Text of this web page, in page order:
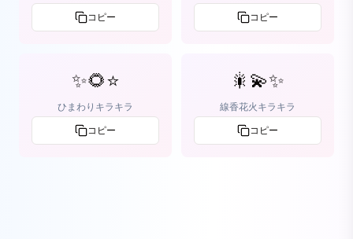
コピー コピー
✨🌻⭐
ひまわりキラキラ
コピー
🎇💫✨
線香花火キラキラ
コピー